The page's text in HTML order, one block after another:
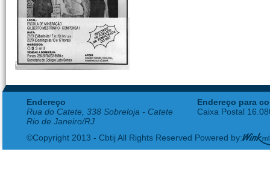
Endereço
Rua do Catete, 338 Sobreloja - Catete
Rio de Janeiro/RJ
Endereço para
Caixa Postal
©Copyright 2013 - Cbtij All Rights Reserved Powered by: